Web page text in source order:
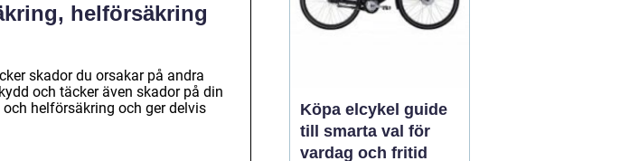
helförsäkring
skador du orsakar på andra
och täcker även skador på din
helförsäkring och ger delvis
Köpa elcykel guide
till smarta val för
vardag och fritid